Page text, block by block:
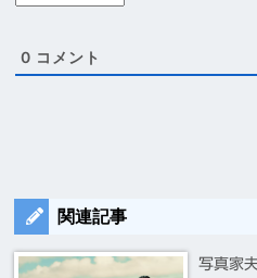
0 コメント
関連記事
写真家